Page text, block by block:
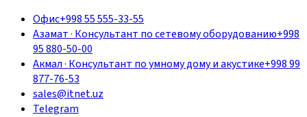
Офис+998 55 555-33-55
Азамат· Консультант по сетевому оборудованию+998
95 880-50-00
Акмал· Консультант по умному дому и акустике+998 99
877-76-53
sales@itnet.uz
Telegram